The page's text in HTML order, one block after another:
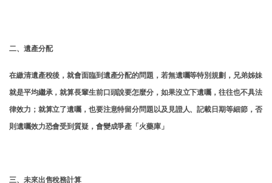
二、遺產分配
在繳清遺產稅後，就會面臨到遺產分配的問題，若無遺囑等特別規劃，兄弟姊妹
就是平均繼承，就算長輩生前口頭說要怎麼分，如果沒立下遺囑，往往也不具法
律效力；就算立了遺囑，也要注意特留分問題以及見證人、記載日期等細節，否
則遺囑效力恐會受到質疑，會變成爭產「火藥庫」
三、未來出售稅務計算